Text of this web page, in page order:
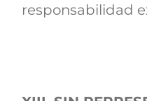
responsabilidad